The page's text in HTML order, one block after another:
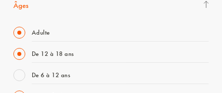
Âges
Adulte
De 12 à 18 ans
De 6 à 12 ans